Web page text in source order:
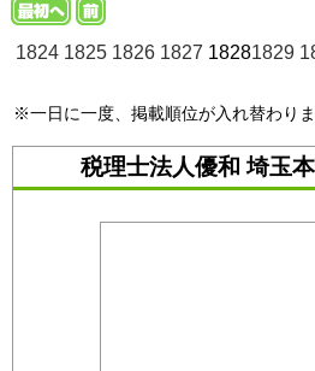
1824 1825 1826 1827 18281829
※一日に一度、掲載順位が入れ替わりま
税理士法人優和 埼玉